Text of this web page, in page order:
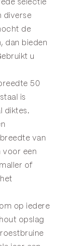
selectie
diverse
de
dan bieden
u
50
is
diktes.
van
voor een
of
op iedere
opslag